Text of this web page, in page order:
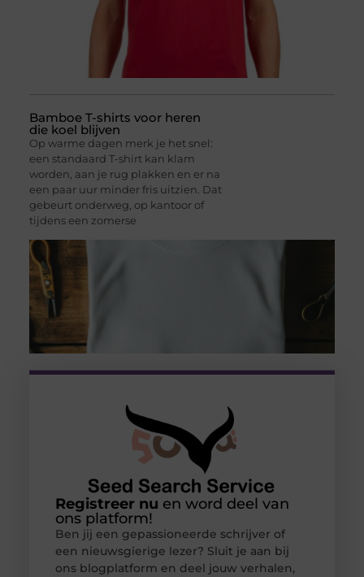
Bamboe T-shirts voor heren
die koel blijven
Op warme dagen merk je het snel:
een standaard T-shirt kan klam
worden, aan je rug plakken en er na
een paar uur minder fris uitzien. Dat
gebeurt onderweg, op kantoor of
tijdens een zomerse
Registreer nu en word deel van
ons platform!
Ben jij een gepassioneerde schrijver of
een nieuwsgierige lezer? Sluit je aan bij
ons blogplatform en deel jouw verhalen,